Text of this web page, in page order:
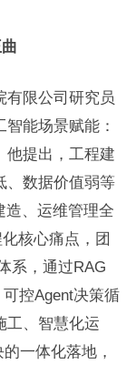
有限公司研究员
能场景赋能：
他提出，工程建
、数据价值弱等
造、运维管理全
核心痛点，团
系，通过RAG
控Agent决策循
工、智慧化运
一体化落地，